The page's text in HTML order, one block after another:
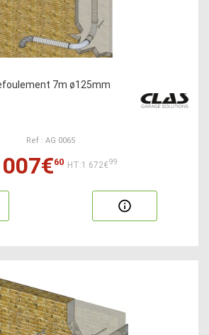
7m ø125mm
Ref : AG 0065
60 HT:1 672€99